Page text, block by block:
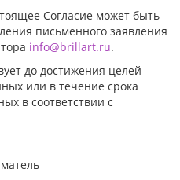
Согласие может быть
письменного заявления
info@brillart.ru.
до достижения целей
или в течение срока
в соответствии с